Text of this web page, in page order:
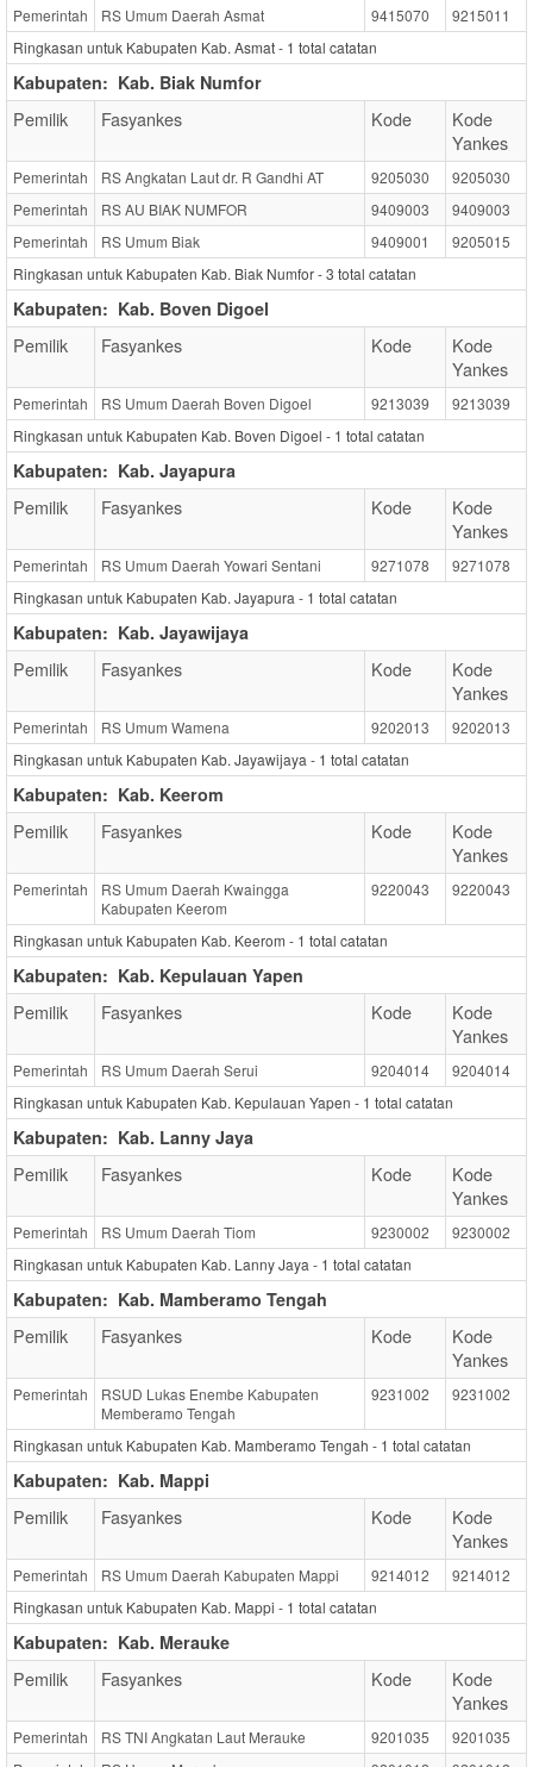
Pemerintah RS Umum Daerah Asmat 9415070
9215011
Ringkasan untuk Kabupaten Kab. Asmat - 1 total catatan
Kabupaten: Kab. Biak Numfor
Pemilik Fasyankes Kode
Kode
Yankes
Pemerintah RS Angkatan Laut dr. R Gandhi AT 9205030
9205030
Pemerintah
RS AU BIAK NUMFOR 9409003
9409003
Pemerintah
RS Umum Biak 9409001
9205015
Ringkasan untuk Kabupaten Kab. Biak Numfor -3 total catatan
Kabupaten: Kab. Boven Digoel
Pemilik Fasyankes Kode
Kode
Yankes
Pemerintah RS Umum Daerah Boven Digoel 9213039
9213039
Ringkasan untuk Kabupaten Kab. Boven Digoel - 1 total catatan
Kabupaten: Kab. Jayapura
Pemilik Fasyankes Kode
Kode
Yankes
Pemerintah RS Umum Daerah Yowari Sentani 9271078
9271078
Ringkasan untuk Kabupaten Kab. Jayapura - 1 total catatan
Kabupaten: Kab. Jayawijaya
Pemilik Fasyankes Kode
Kode
Yankes
Pemerintah RS Umum Wamena 9202013
9202013
Ringkasan untuk Kabupaten Kab. Jayawijaya - 1 total catatan
Kabupaten: Kab. Keerom
Pemilik Fasyankes Kode
Kode
Yankes
Pemerintah
RS Umum Daerah Kwaingga
Kabupaten Keerom
9220043 9220043
Ringkasan untuk Kabupaten Kab. Keerom - 1 total catatan
Kabupaten: Kab. Kepulauan Yapen
Pemilik Fasyankes Kode
Kode
Yankes
Pemerintah RS Umum Daerah Serui 9204014
9204014
Ringkasan untuk Kabupaten Kab. Kepulauan Yapen - 1 total catatan
Kabupaten: Kab. Lanny Jaya
Pemilik Fasyankes Kode
Kode
Yankes
Pemerintah RS Umum Daerah Tiom 9230002
9230002
Ringkasan untuk Kabupaten Kab. Lanny Jaya - 1 total catatan
Kabupaten: Kab. Mamberamo Tengah
Pemilik Fasyankes Kode
Kode
Yankes
Pemerintah
RSUD Lukas Enembe Kabupaten
Memberamo Tengah
9231002 9231002
Ringkasan untuk Kabupaten Kab. Mamberamo Tengah - 1 total catatan
Kabupaten: Kab. Mappi
Pemilik Fasyankes Kode
Kode
Yankes
Pemerintah RS Umum Daerah Kabupaten Mappi 9214012
9214012
Ringkasan untuk Kabupaten Kab. Mappi - 1 total catatan
Kabupaten: Kab. Merauke
Pemilik Fasyankes Kode
Kode
Yankes
Pemerintah RS TNI Angkatan Laut Merauke 9201035
9201035